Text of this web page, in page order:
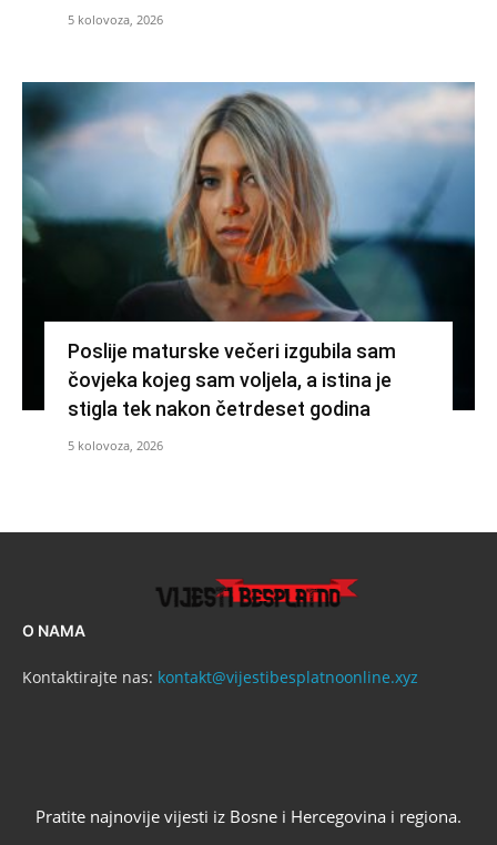
5 kolovoza, 2026
Poslije maturske večeri izgubila sam
čovjeka kojeg sam voljela, a istina je
stigla tek nakon četrdeset godina
5 kolovoza, 2026
O NAMA
Kontaktirajte nas: kontakt@vijestibesplatnoonline.xyz
Pratite najnovije vijesti iz Bosne i Hercegovina i regiona.